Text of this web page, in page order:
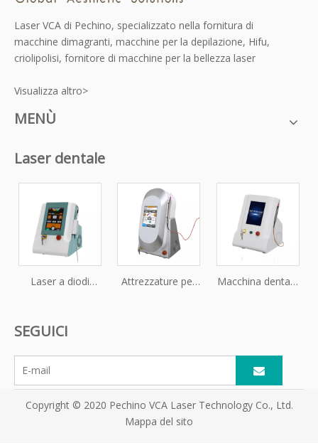
Laser VCA di Pechino, specializzato nella fornitura di
macchine dimagranti, macchine per la depilazione, Hifu,
criolipolisi, fornitore di macchine per la bellezza laser
Visualizza altro>
MENÙ
Laser dentale
Laser a diodi
apparecchiature
Attrezzature per
Macchina dentale
SEGUICI
Copyright © 2020 Pechino VCA Laser Technology Co., Ltd.
Mappa del sito